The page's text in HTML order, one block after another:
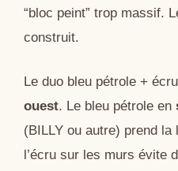
“bloc peint” trop massif.
construit.
Le duo bleu pétrole +
ouest. Le bleu pétrole en
(BILLY ou autre) prend
l’écru sur les murs évite